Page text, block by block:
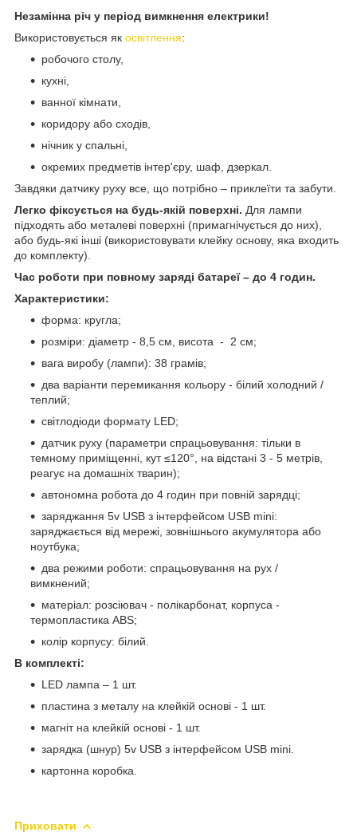
Незамінна річ у період вимкнення електрики!
Використовується як освітлення:
робочого столу,
кухні,
ванної кімнати,
коридору або сходів,
нічник у спальні,
окремих предметів інтер'єру, шаф, дзеркал.
Завдяки датчику руху все, що потрібно – приклеїти та забути.
Легко фіксується на будь-якій поверхні. Для лампи
підходять або металеві поверхні (примагнічується до них),
або будь-які інші (використовувати клейку основу, яка входить
до комплекту).
Час роботи при повному заряді батареї – до 4 годин.
Характеристики:
форма: кругла;
розміри: діаметр - 8,5 см, висота - 2 см;
вага виробу (лампи): 38 грамів;
два варіанти перемикання кольору - білий холодний /
теплий;
світлодіоди формату LED;
датчик руху (параметри спрацьовування: тільки в
темному приміщенні, кут ≤120°, на відстані 3 - 5 метрів,
реагує на домашніх тварин);
автономна робота до 4 годин при повній зарядці;
заряджання 5v USB з інтерфейсом USB mini:
заряджається від мережі, зовнішнього акумулятора або
ноутбука;
два режими роботи: спрацьовування на рух /
вимкнений;
матеріал: розсіювач - полікарбонат, корпуса -
термопластика ABS;
колір корпусу: білий.
В комплекті:
LED лампа – 1 шт.
пластина з металу на клейкій основі - 1 шт.
магніт на клейкій основі - 1 шт.
зарядка (шнур) 5v USB з інтерфейсом USB mini.
картонна коробка.
Приховати